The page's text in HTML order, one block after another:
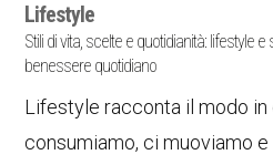
Lifestyle
Stili di vita, scelte e quotidianità: lifestyle
benessere quotidiano
Lifestyle racconta il modo in
consumiamo, ci muoviamo e